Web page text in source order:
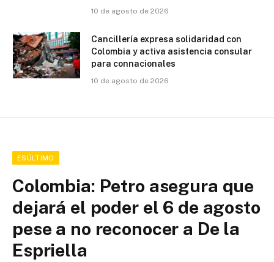
10 de agosto de 2026
Cancillería expresa solidaridad con
Colombia y activa asistencia consular
para connacionales
10 de agosto de 2026
ESÚLTIMO
Colombia: Petro asegura que
dejará el poder el 6 de agosto
pese a no reconocer a De la
Espriella